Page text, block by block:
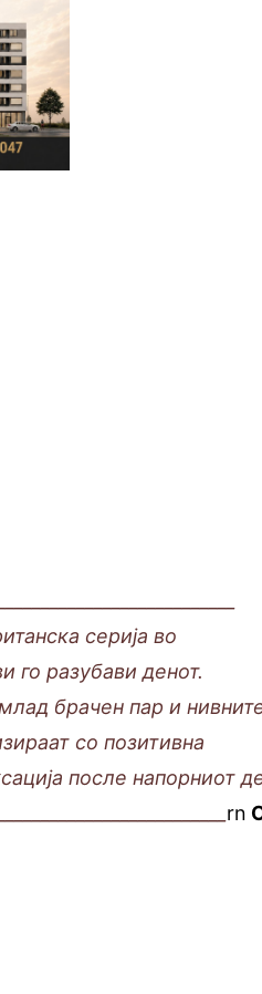
серија во
го разубави денот.
брачен пар и
со позитивна
после напорниот
rn